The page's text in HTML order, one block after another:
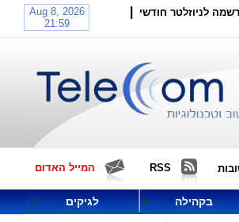
לניוזלטר חודשי
RSS המייל האדום
בקהילה לגיקים